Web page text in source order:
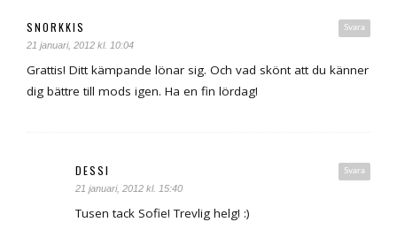
Svara
SNORKKIS
21 januari, 2012 kl. 10:04
Grattis! Ditt kämpande lönar sig. Och vad skönt att du känner
dig bättre till mods igen. Ha en fin lördag!
Svara
DESSI
21 januari, 2012 kl. 15:40
Tusen tack Sofie! Trevlig helg! :)